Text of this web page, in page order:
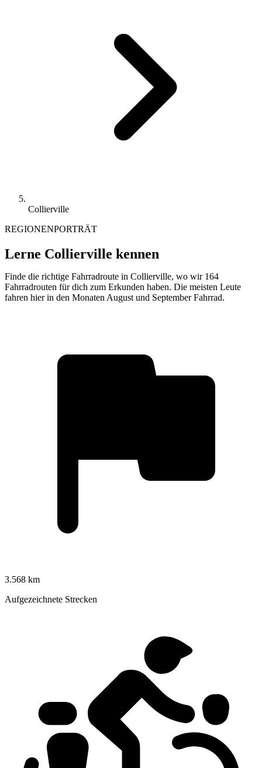
Collierville
REGIONENPORTRÄT
Lerne Collierville kennen
Finde die richtige Fahrradroute in Collierville, wo wir 164
Fahrradrouten für dich zum Erkunden haben. Die meisten Leute
fahren hier in den Monaten August und September Fahrrad.
3.568 km
Aufgezeichnete Strecken